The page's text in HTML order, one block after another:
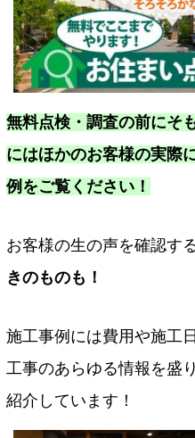
無料点検・調査の前にそ
にはほかのお客様の実際
例をご覧ください！
お客様の生の声を確認す
きのものも！
施工事例には費用や施工
工事のあらゆる情報を盛
紹介しています！